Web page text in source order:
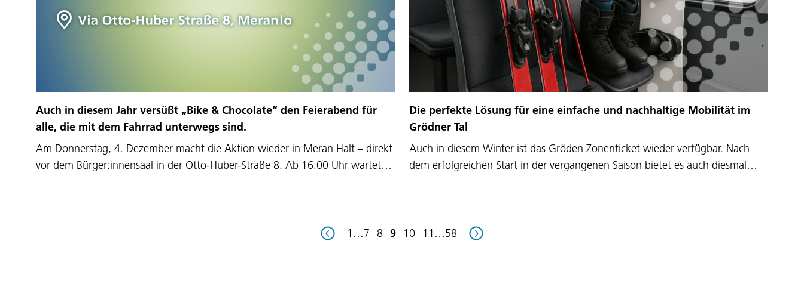
Auch in diesem Jahr versüßt „Bike & Chocolate“ den Feierabend für
alle, die mit dem Fahrrad unterwegs sind.
Am Donnerstag, 4. Dezember macht die Aktion wieder in Meran Halt – direkt
vor dem Bürger:innensaal in der Otto-Huber-Straße 8. Ab 16:00 Uhr wartet…
Die perfekte Lösung für eine einfache und nachhaltige Mobilität im
Grödner Tal
Auch in diesem Winter ist das Gröden Zonenticket wieder verfügbar. Nach
dem erfolgreichen Start in der vergangenen Saison bietet es auch diesmal…
1 …7 8 9 10 11 …58